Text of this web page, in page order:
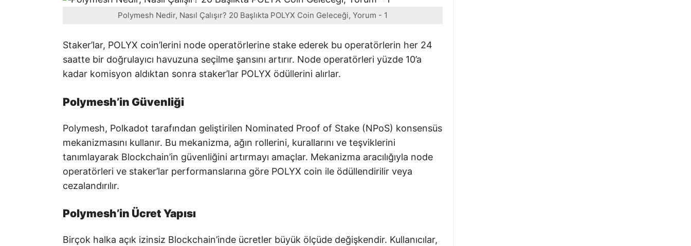
Polymesh Nedir, Nasıl Çalışır? 20 Başlıkta POLYX Coin Geleceği, Yorum - 1
Staker’lar, POLYX coin’lerini node operatörlerine stake ederek bu operatörlerin her 24
saatte bir doğrulayıcı havuzuna seçilme şansını artırır. Node operatörleri yüzde 10’a
kadar komisyon aldıktan sonra staker’lar POLYX ödüllerini alırlar.
Polymesh’in Güvenliği
Polymesh, Polkadot tarafından geliştirilen Nominated Proof of Stake (NPoS) konsensüs
mekanizmasını kullanır. Bu mekanizma, ağın rollerini, kurallarını ve teşviklerini
tanımlayarak Blockchain’in güvenliğini artırmayı amaçlar. Mekanizma aracılığıyla node
operatörleri ve staker’lar performanslarına göre POLYX coin ile ödüllendirilir veya
cezalandırılır.
Polymesh’in Ücret Yapısı
Birçok halka açık izinsiz Blockchain’inde ücretler büyük ölçüde değişkendir. Kullanıcılar,